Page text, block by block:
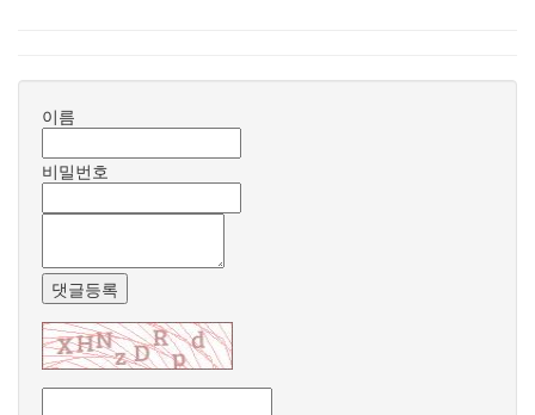
이름
비밀번호
댓글등록